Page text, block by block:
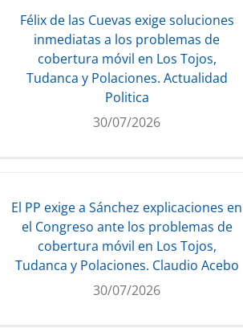
Félix de las Cuevas exige soluciones
inmediatas a los problemas de
cobertura móvil en Los Tojos,
Tudanca y Polaciones. Actualidad
Politica
30/07/2026
El PP exige a Sánchez explicaciones en
el Congreso ante los problemas de
cobertura móvil en Los Tojos,
Tudanca y Polaciones. Claudio Acebo
30/07/2026